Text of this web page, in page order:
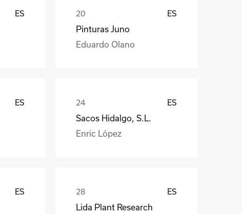
ES ES
Pinturas Juno
Eduardo Olano
ES ES
Sacos Hidalgo, S.L.
Enric López
ES ES
Lida Plant Research